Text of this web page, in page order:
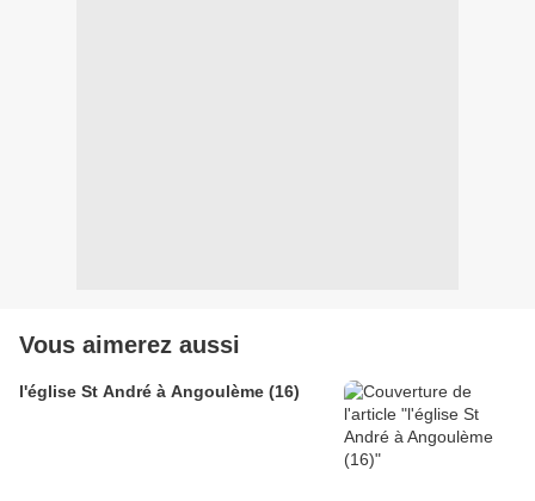
Vous aimerez aussi
l'église St André à Angoulème (16)